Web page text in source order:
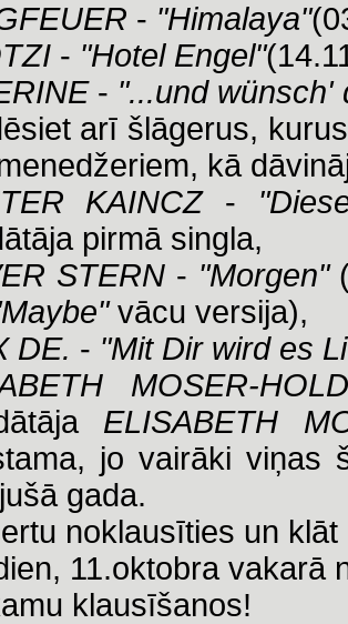
- "Himalaya"
- "Hotel Engel"
- "...und wünsch'
arī šlāgerus,
kā
KAINCZ-
pirmā singla,
STERN- "Morgen"
vācu versija),
DE. - "Mit Dir wird es
MOSER-HOLD
ELISABETH
jo vairāki viņas
gada.
noklausīties un
11.oktobra vakarā
klausīšanos!